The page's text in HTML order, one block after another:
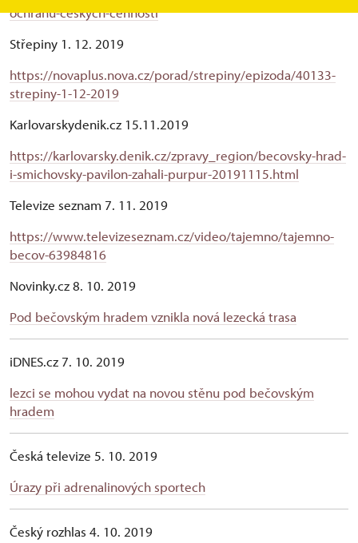
ochranu-ceskych-cennosti
Střepiny 1. 12. 2019
https://novaplus.nova.cz/porad/strepiny/epizoda/40133-
strepiny-1-12-2019
Karlovarskydenik.cz 15.11.2019
https://karlovarsky.denik.cz/zpravy_region/becovsky-hrad-
i-smichovsky-pavilon-zahali-purpur-20191115.html
Televize seznam 7. 11. 2019
https://www.televizeseznam.cz/video/tajemno/tajemno-
becov-63984816
Novinky.cz 8. 10. 2019
Pod bečovským hradem vznikla nová lezecká trasa
iDNES.cz 7. 10. 2019
lezci se mohou vydat na novou stěnu pod bečovským
hradem
Česká televize 5. 10. 2019
Úrazy při adrenalinových sportech
Český rozhlas 4. 10. 2019